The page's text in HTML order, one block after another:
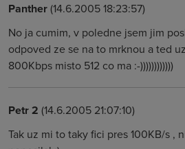
Panther(14.6.2005 18:23:57)
No ja cumim, v poledne jsem jim
odpoved ze se na to mrknou a ted
800Kbps misto 512 co ma :-))))))))))))
Petr 2 (14.6.2005 21:07:10)
Tak uz mi to taky fici pres 100KB/s ,